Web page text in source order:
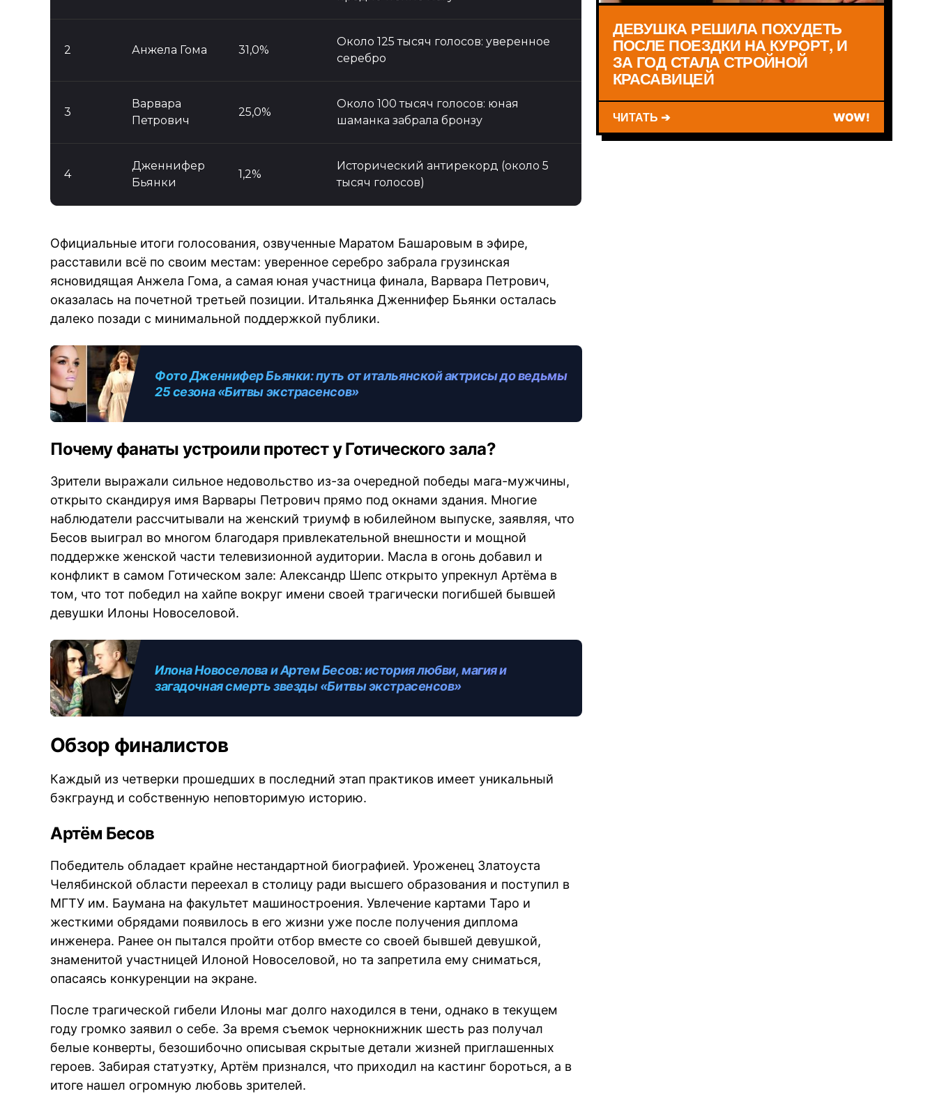
2 Анжела Гома 31,0%
Около 125 тысяч голосов: уверенное
серебро
3
Варвара
Петрович
25,0%
Около 100 тысяч голосов: юная
шаманка забрала бронзу
4
Дженнифер
Бьянки
1,2%
Исторический антирекорд (около 5
тысяч голосов)
Официальные итоги голосования, озвученные Маратом Башаровым в эфире,
расставили всё по своим местам: уверенное серебро забрала грузинская
ясновидящая Анжела Гома, а самая юная участница финала, Варвара Петрович,
оказалась на почетной третьей позиции. Итальянка Дженнифер Бьянки осталась
далеко позади с минимальной поддержкой публики.
Фото Дженнифер Бьянки: путь от итальянской актрисы до ведьмы
25 сезона «Битвы экстрасенсов»
Почему фанаты устроили протест у Готического зала?
Зрители выражали сильное недовольство из-за очередной победы мага-мужчины,
открыто скандируя имя Варвары Петрович прямо под окнами здания. Многие
наблюдатели рассчитывали на женский триумф в юбилейном выпуске, заявляя, что
Бесов выиграл во многом благодаря привлекательной внешности и мощной
поддержке женской части телевизионной аудитории. Масла в огонь добавил и
конфликт в самом Готическом зале: Александр Шепс открыто упрекнул Артёма в
том, что тот победил на хайпе вокруг имени своей трагически погибшей бывшей
девушки Илоны Новоселовой.
Илона Новоселова и Артем Бесов: история любви, магия и
загадочная смерть звезды «Битвы экстрасенсов»
Обзор финалистов
Каждый из четверки прошедших в последний этап практиков имеет уникальный
бэкграунд и собственную неповторимую историю.
Артём Бесов
Победитель обладает крайне нестандартной биографией. Уроженец Златоуста
Челябинской области переехал в столицу ради высшего образования и поступил в
МГТУ им. Баумана на факультет машиностроения. Увлечение картами Таро и
жесткими обрядами появилось в его жизни уже после получения диплома
инженера. Ранее он пытался пройти отбор вместе со своей бывшей девушкой,
знаменитой участницей Илоной Новоселовой, но та запретила ему сниматься,
опасаясь конкуренции на экране.
После трагической гибели Илоны маг долго находился в тени, однако в текущем
году громко заявил о себе. За время съемок чернокнижник шесть раз получал
белые конверты, безошибочно описывая скрытые детали жизней приглашенных
героев. Забирая статуэтку, Артём признался, что приходил на кастинг бороться, а в
итоге нашел огромную любовь зрителей.
ДЕВУШКА РЕШИЛА ПОХУДЕТЬ
ПОСЛЕ ПОЕЗДКИ НА КУРОРТ, И
ЗА ГОД СТАЛА СТРОЙНОЙ
КРАСАВИЦЕЙ
ЧИТАТЬ ➔ WOW!